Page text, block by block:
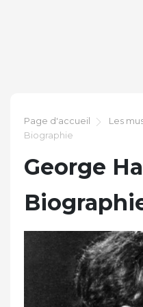
Page d'accueil Les
Biographie
George